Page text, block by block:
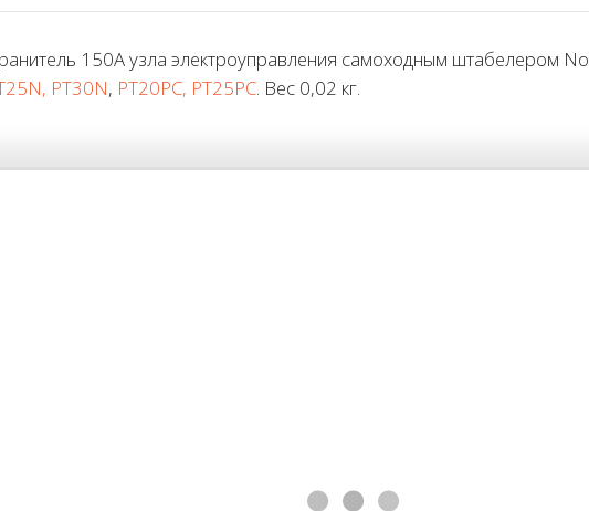
150А узла электроуправления самоходным штабелером
PT30N, PT20PC, PT25PC. Вес 0,02 кг.